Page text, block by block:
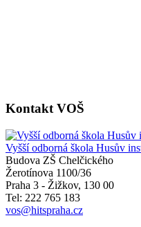
Kontakt VOŠ
Vyšší odborná škola Husův
Budova ZŠ Chelčického
Žerotínova 1100/36
Praha 3 - Žižkov, 130 00
Tel: 222 765 183
vos@hitspraha.cz